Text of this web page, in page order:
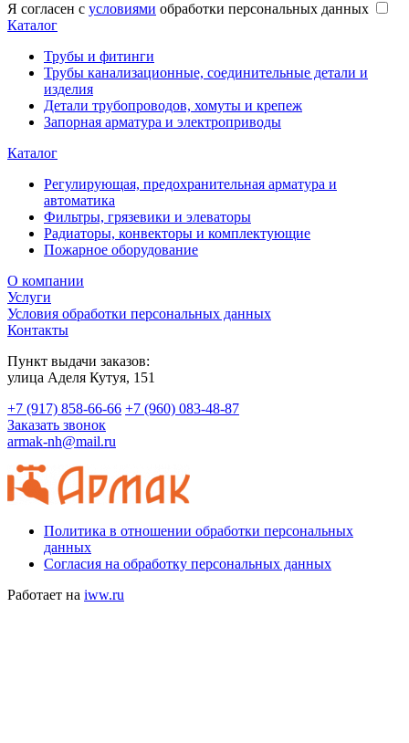
Я согласен с условиями обработки персональных данных
Каталог
Трубы и фитинги
Трубы канализационные, соединительные детали и
изделия
Детали трубопроводов, хомуты и крепеж
Запорная арматура и электроприводы
Каталог
Регулирующая, предохранительная арматура и
автоматика
Фильтры, грязевики и элеваторы
Радиаторы, конвекторы и комплектующие
Пожарное оборудование
О компании
Услуги
Условия обработки персональных данных
Контакты
Пункт выдачи заказов:
​улица Аделя Кутуя, 151
+7 (917) 858-66-66 +7 (960) 083-48-87
Заказать звонок
armak-nh@mail.ru
Политика в отношении обработки персональных
данных
Согласия на обработку персональных данных
Работает на iww.ru